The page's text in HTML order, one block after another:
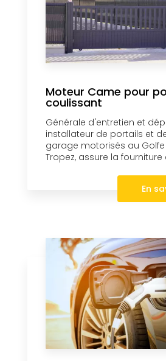
Moteur Came pour
coulissant
Générale d'entretien et
installateur de portails et
garage motorisés au
Tropez, assure la fourniture
En